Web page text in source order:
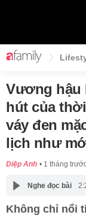
Vương hậu
hút của
váy đen
lịch như
Diệp Anh 1 tháng
Nghe đọc bài
Không chỉ nổi